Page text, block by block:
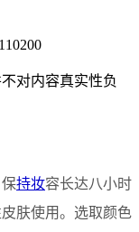
对内容真实性负
持妆容长达八小时
肤使用。选取颜色